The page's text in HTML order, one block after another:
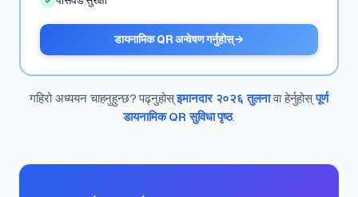
डायनामिक QR अन्वेषण गर्नुहोस् →
गहिरो अध्ययन चाहनुहुन्छ? पढ्नुहोस्इमानदार २०२६ तुलनावा हेर्नुहोस्पूर्ण
डायनामिक QR सुविधा पृष्ठ.